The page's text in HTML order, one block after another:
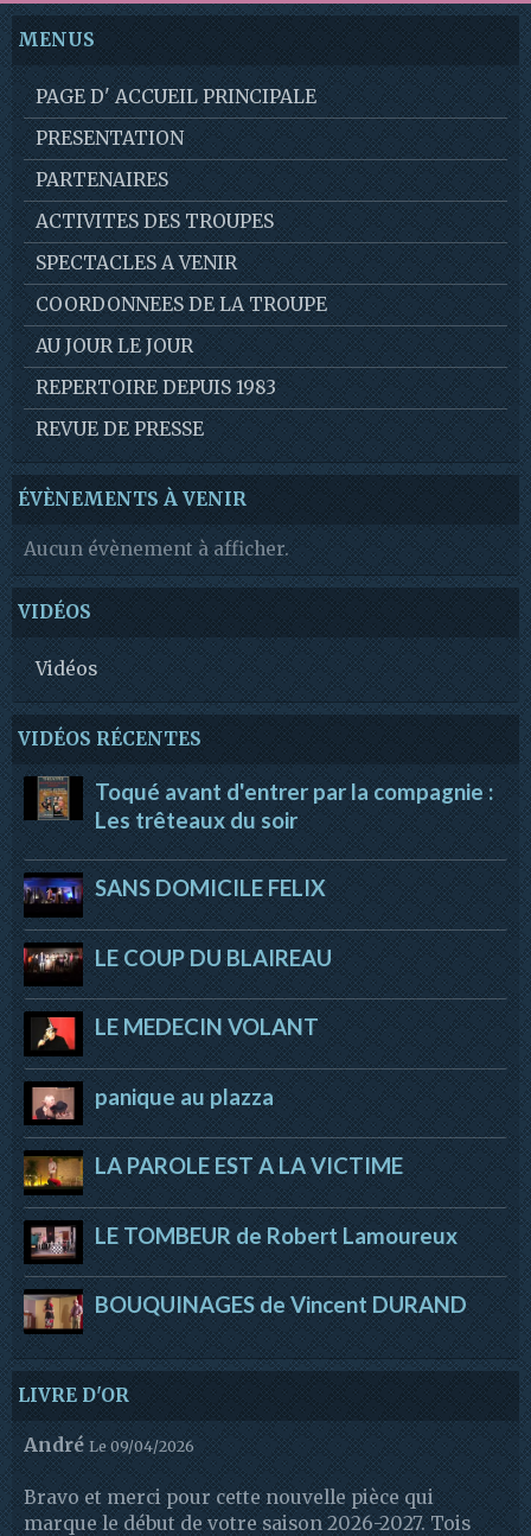
MENUS
PAGE D' ACCUEIL PRINCIPALE
PRESENTATION
PARTENAIRES
ACTIVITES DES TROUPES
SPECTACLES A VENIR
COORDONNEES DE LA TROUPE
AU JOUR LE JOUR
REPERTOIRE DEPUIS 1983
REVUE DE PRESSE
ÉVÈNEMENTS À VENIR
Aucun évènement à afficher.
VIDÉOS
Vidéos
VIDÉOS RÉCENTES
Toqué avant d'entrer par la compagnie :
Les trêteaux du soir
SANS DOMICILE FELIX
LE COUP DU BLAIREAU
LE MEDECIN VOLANT
panique au plazza
LA PAROLE EST A LA VICTIME
LE TOMBEUR de Robert Lamoureux
BOUQUINAGES de Vincent DURAND
LIVRE D'OR
André Le 09/04/2026
Bravo et merci pour cette nouvelle pièce qui
marque le début de votre saison 2026-2027. Tois